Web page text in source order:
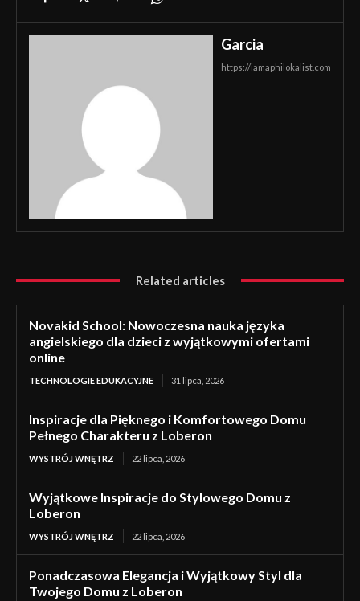
Garcia
https://iamaphilokalist.com
Related articles
Novakid School: Nowoczesna nauka języka
angielskiego dla dzieci z wyjątkowymi ofertami
online
TECHNOLOGIE EDUKACYJNE 31 lipca, 2026
Inspiracje dla Pięknego i Komfortowego Domu
Pełnego Charakteru z Loberon
WYSTRÓJ WNĘTRZ 22 lipca, 2026
Wyjątkowe Inspiracje do Stylowego Domu z
Loberon
WYSTRÓJ WNĘTRZ 22 lipca, 2026
Ponadczasowa Elegancja i Wyjątkowy Styl dla
Twojego Domu z Loberon